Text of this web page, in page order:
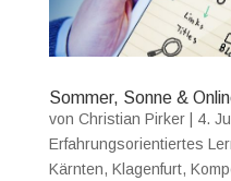
Sommer, Sonne &
von Christian Pirker| 4.
Erfahrungsorientiertes
Kärnten, Klagenfurt,